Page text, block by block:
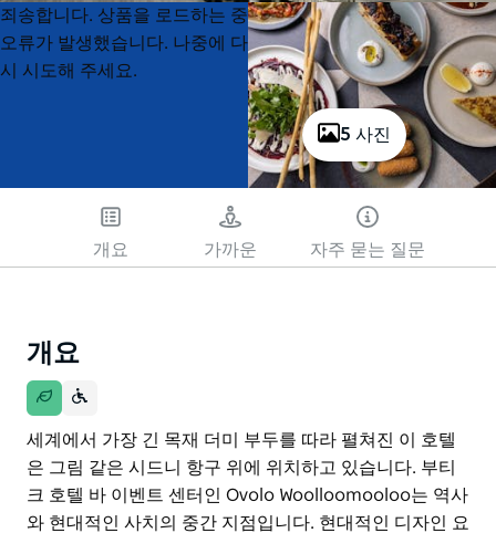
5 사진
Product
List
Product
List
죄송합니다. 상품을 로드하는 중
오류가 발생했습니다. 나중에 다
시 시도해 주세요.
개요 가까운 자주 묻는 질문
개요
세계에서 가장 긴 목재 더미 부두를 따라 펼쳐진 이 호텔
은 그림 같은 시드니 항구 위에 위치하고 있습니다. 부티
크 호텔 바 이벤트 센터인 Ovolo Woolloomooloo는 역사
와 현대적인 사치의 중간 지점입니다. 현대적인 디자인 요